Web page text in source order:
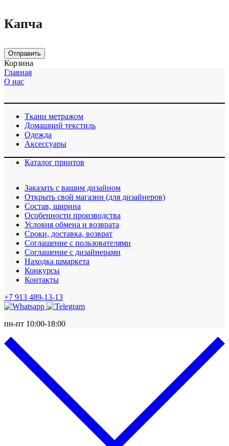
Капча
Отправить
Корзина
Главная
О нас
Ткани метражом
Домашний текстиль
Одежда
Аксессуары
Каталог принтов
Заказать с вашим дизайном
Открыть свой магазин (для дизайнеров)
Cостав, ширина
Особенности производства
Условия обмена и возврата
Сроки, доставка, возврат
Соглашение с пользователями
Соглашение с дизайнерами
Находка шмаркета
Конкурсы
Контакты
+7 913 489-13-13
пн-пт 10:00-18:00